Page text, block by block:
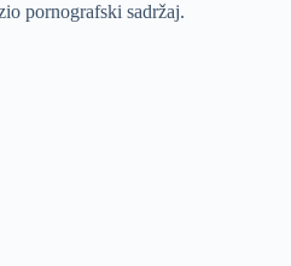
pornografski sadržaj.